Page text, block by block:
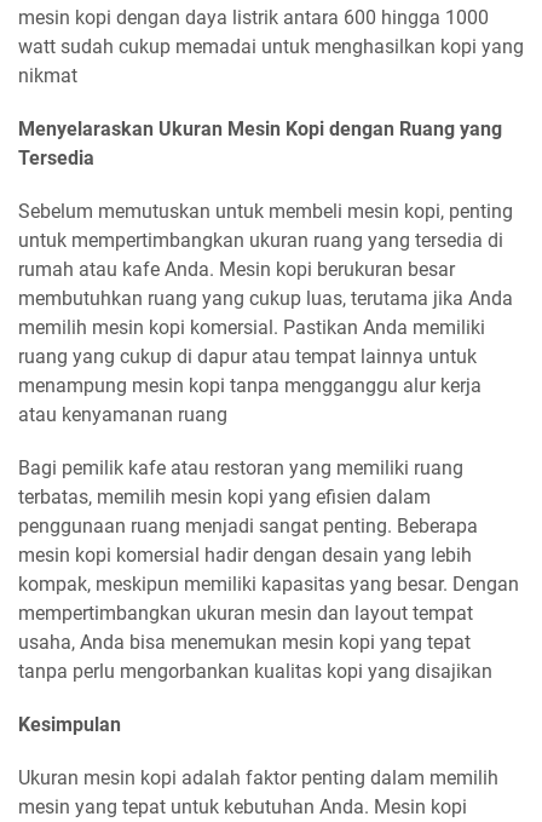
mesin kopi dengan daya listrik antara 600 hingga 1000
watt sudah cukup memadai untuk menghasilkan kopi yang
nikmat
Menyelaraskan Ukuran Mesin Kopi dengan Ruang yang
Tersedia
Sebelum memutuskan untuk membeli mesin kopi, penting
untuk mempertimbangkan ukuran ruang yang tersedia di
rumah atau kafe Anda. Mesin kopi berukuran besar
membutuhkan ruang yang cukup luas, terutama jika Anda
memilih mesin kopi komersial. Pastikan Anda memiliki
ruang yang cukup di dapur atau tempat lainnya untuk
menampung mesin kopi tanpa mengganggu alur kerja
atau kenyamanan ruang
Bagi pemilik kafe atau restoran yang memiliki ruang
terbatas, memilih mesin kopi yang efisien dalam
penggunaan ruang menjadi sangat penting. Beberapa
mesin kopi komersial hadir dengan desain yang lebih
kompak, meskipun memiliki kapasitas yang besar. Dengan
mempertimbangkan ukuran mesin dan layout tempat
usaha, Anda bisa menemukan mesin kopi yang tepat
tanpa perlu mengorbankan kualitas kopi yang disajikan
Kesimpulan
Ukuran mesin kopi adalah faktor penting dalam memilih
mesin yang tepat untuk kebutuhan Anda. Mesin kopi